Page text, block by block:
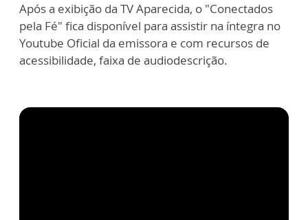
Após a exibição da TV Aparecida, o "Conectados
pela Fé" fica disponível para assistir na íntegra no
Youtube Oficial da emissora e com recursos de
acessibilidade, faixa de audiodescrição.